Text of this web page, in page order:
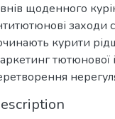
щоденного
заходи
курити
тютюнової